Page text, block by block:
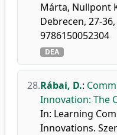
Márta, Nullpont
Debrecen, 27-36,
9786150052304
DEA
28.Rábai, D.:
Innovation: The
In: Learning
Innovations.